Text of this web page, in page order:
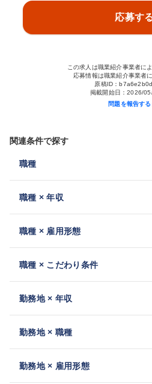
応募す
この求人は職業紹介事業者に
応募情報は職業紹介事業者
原稿ID：
掲載開始日：2026/05/
問題を報告する
関連条件で探す
職種
職種 × 年収
職種 × 雇用形態
職種 × こだわり条件
勤務地 × 年収
勤務地 × 職種
勤務地 × 雇用形態